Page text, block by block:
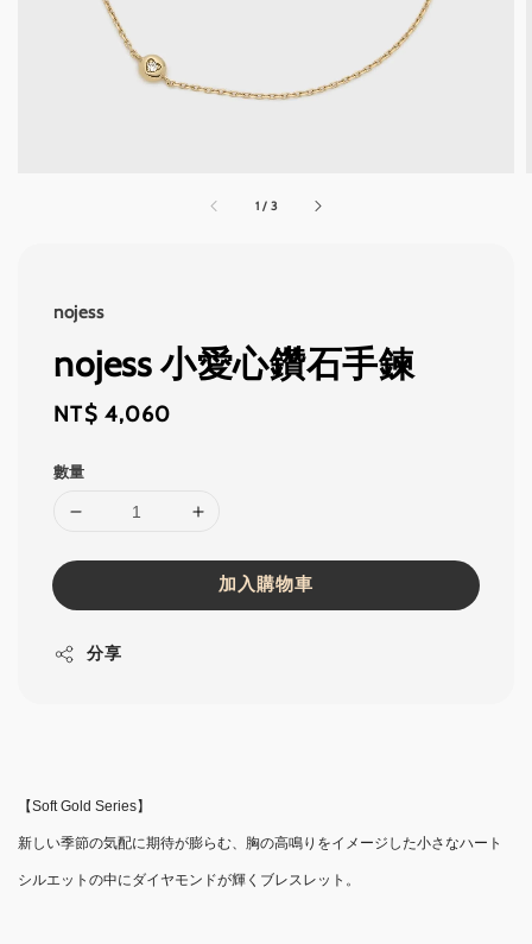
1 / 3
nojess
nojess 小愛心鑽石手鍊
Regular
NT$ 4,060
數量
加入購物車
分享
【Soft Gold Series】
新しい季節の気配に期待が膨らむ、胸の高鳴りをイメージした小さなハート
シルエットの中にダイヤモンドが輝くブレスレット。